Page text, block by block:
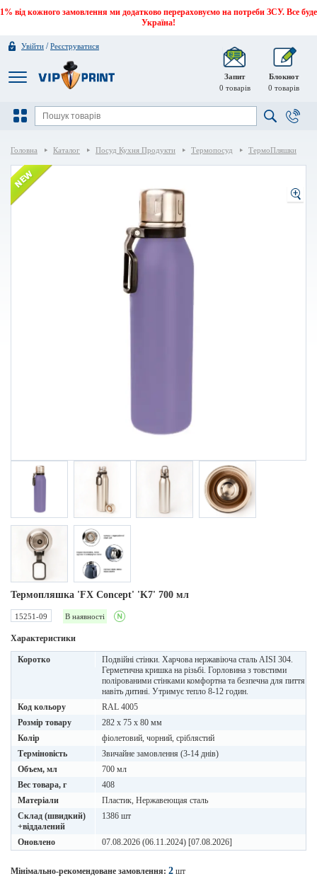
1% від кожного замовлення ми додатково перераховуємо на потреби ЗСУ. Все буде
Україна!
Увійти /Реєструватися
Запит
0 товарів
Блокнот
0 товарів
Головна Каталог Посуд Кухня Продукти Термопосуд ТермоПляшки
Термопляшка 'FX Concept' 'K7' 700 мл
15251-09 В наявності
Характеристики
Коротко
Подвійні стінки. Харчова нержавіюча сталь AISI 304.
Герметична кришка на різьбі. Горловина з товстими
полірованими стінками комфортна та безпечна для пиття
навіть дитині. Утримує тепло 8-12 годин.
Код кольору
RAL 4005
Розмір товару
282 х 75 х 80 мм
Колір
фіолетовий, чорний, сріблястий
Терміновість
Звичайне замовлення (3-14 днів)
Объем, мл
700 мл
Вес товара, г
408
Матеріали
Пластик, Нержавеющая сталь
Склад (швидкий)
+віддалений
1386 шт
Оновлено 07.08.2026 (06.11.2024) [07.08.2026]
Мінімально-рекомендоване замовлення: 2 шт